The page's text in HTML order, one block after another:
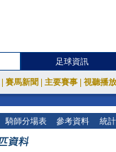
足球資訊
賽馬新聞 主要賽事 視聽播
騎師分場表 參考資料 統